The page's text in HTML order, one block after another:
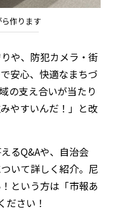
作ります
や、防犯カメラ・街
安心、快適なまちづ
の支え合いが当たり
やすいんだ！」と改
るQ&Aや、自治会
いて詳しく紹介。尼
という方は「市報あ
ださい！